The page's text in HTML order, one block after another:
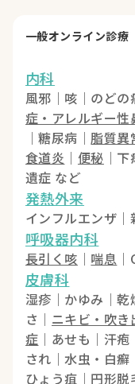
一般オンライン診療
内科
風邪｜咳｜のどの
症・アレルギー性
｜糖尿病｜脂質異
食道炎 ｜ 便秘 ｜
遺症 など
発熱外来
インフルエンザ
呼吸器内科
長引く咳 ｜ 喘息
皮膚科
湿疹｜かゆみ｜
さ｜ ニキビ・吹き
症 ｜あせも｜汗
され｜水虫・白癬
ひょう疽｜円形脱